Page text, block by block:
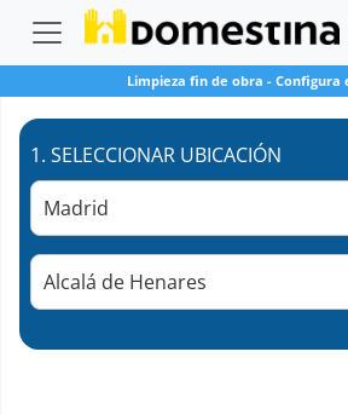
Limpieza fin de obra - Configura
1. SELECCIONAR UBICACIÓN
Madrid
Alcalá de Henares